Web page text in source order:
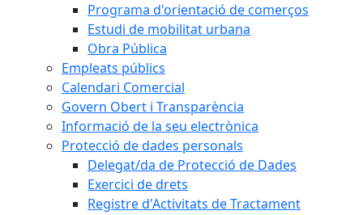
Programa d'orientació de comerços
Estudi de mobilitat urbana
Obra Pública
Empleats públics
Calendari Comercial
Govern Obert i Transparència
Informació de la seu electrònica
Protecció de dades personals
Delegat/da de Protecció de Dades
Exercici de drets
Registre d'Activitats de Tractament